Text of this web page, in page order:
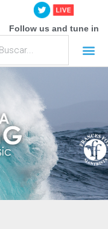
Follow us and tune in